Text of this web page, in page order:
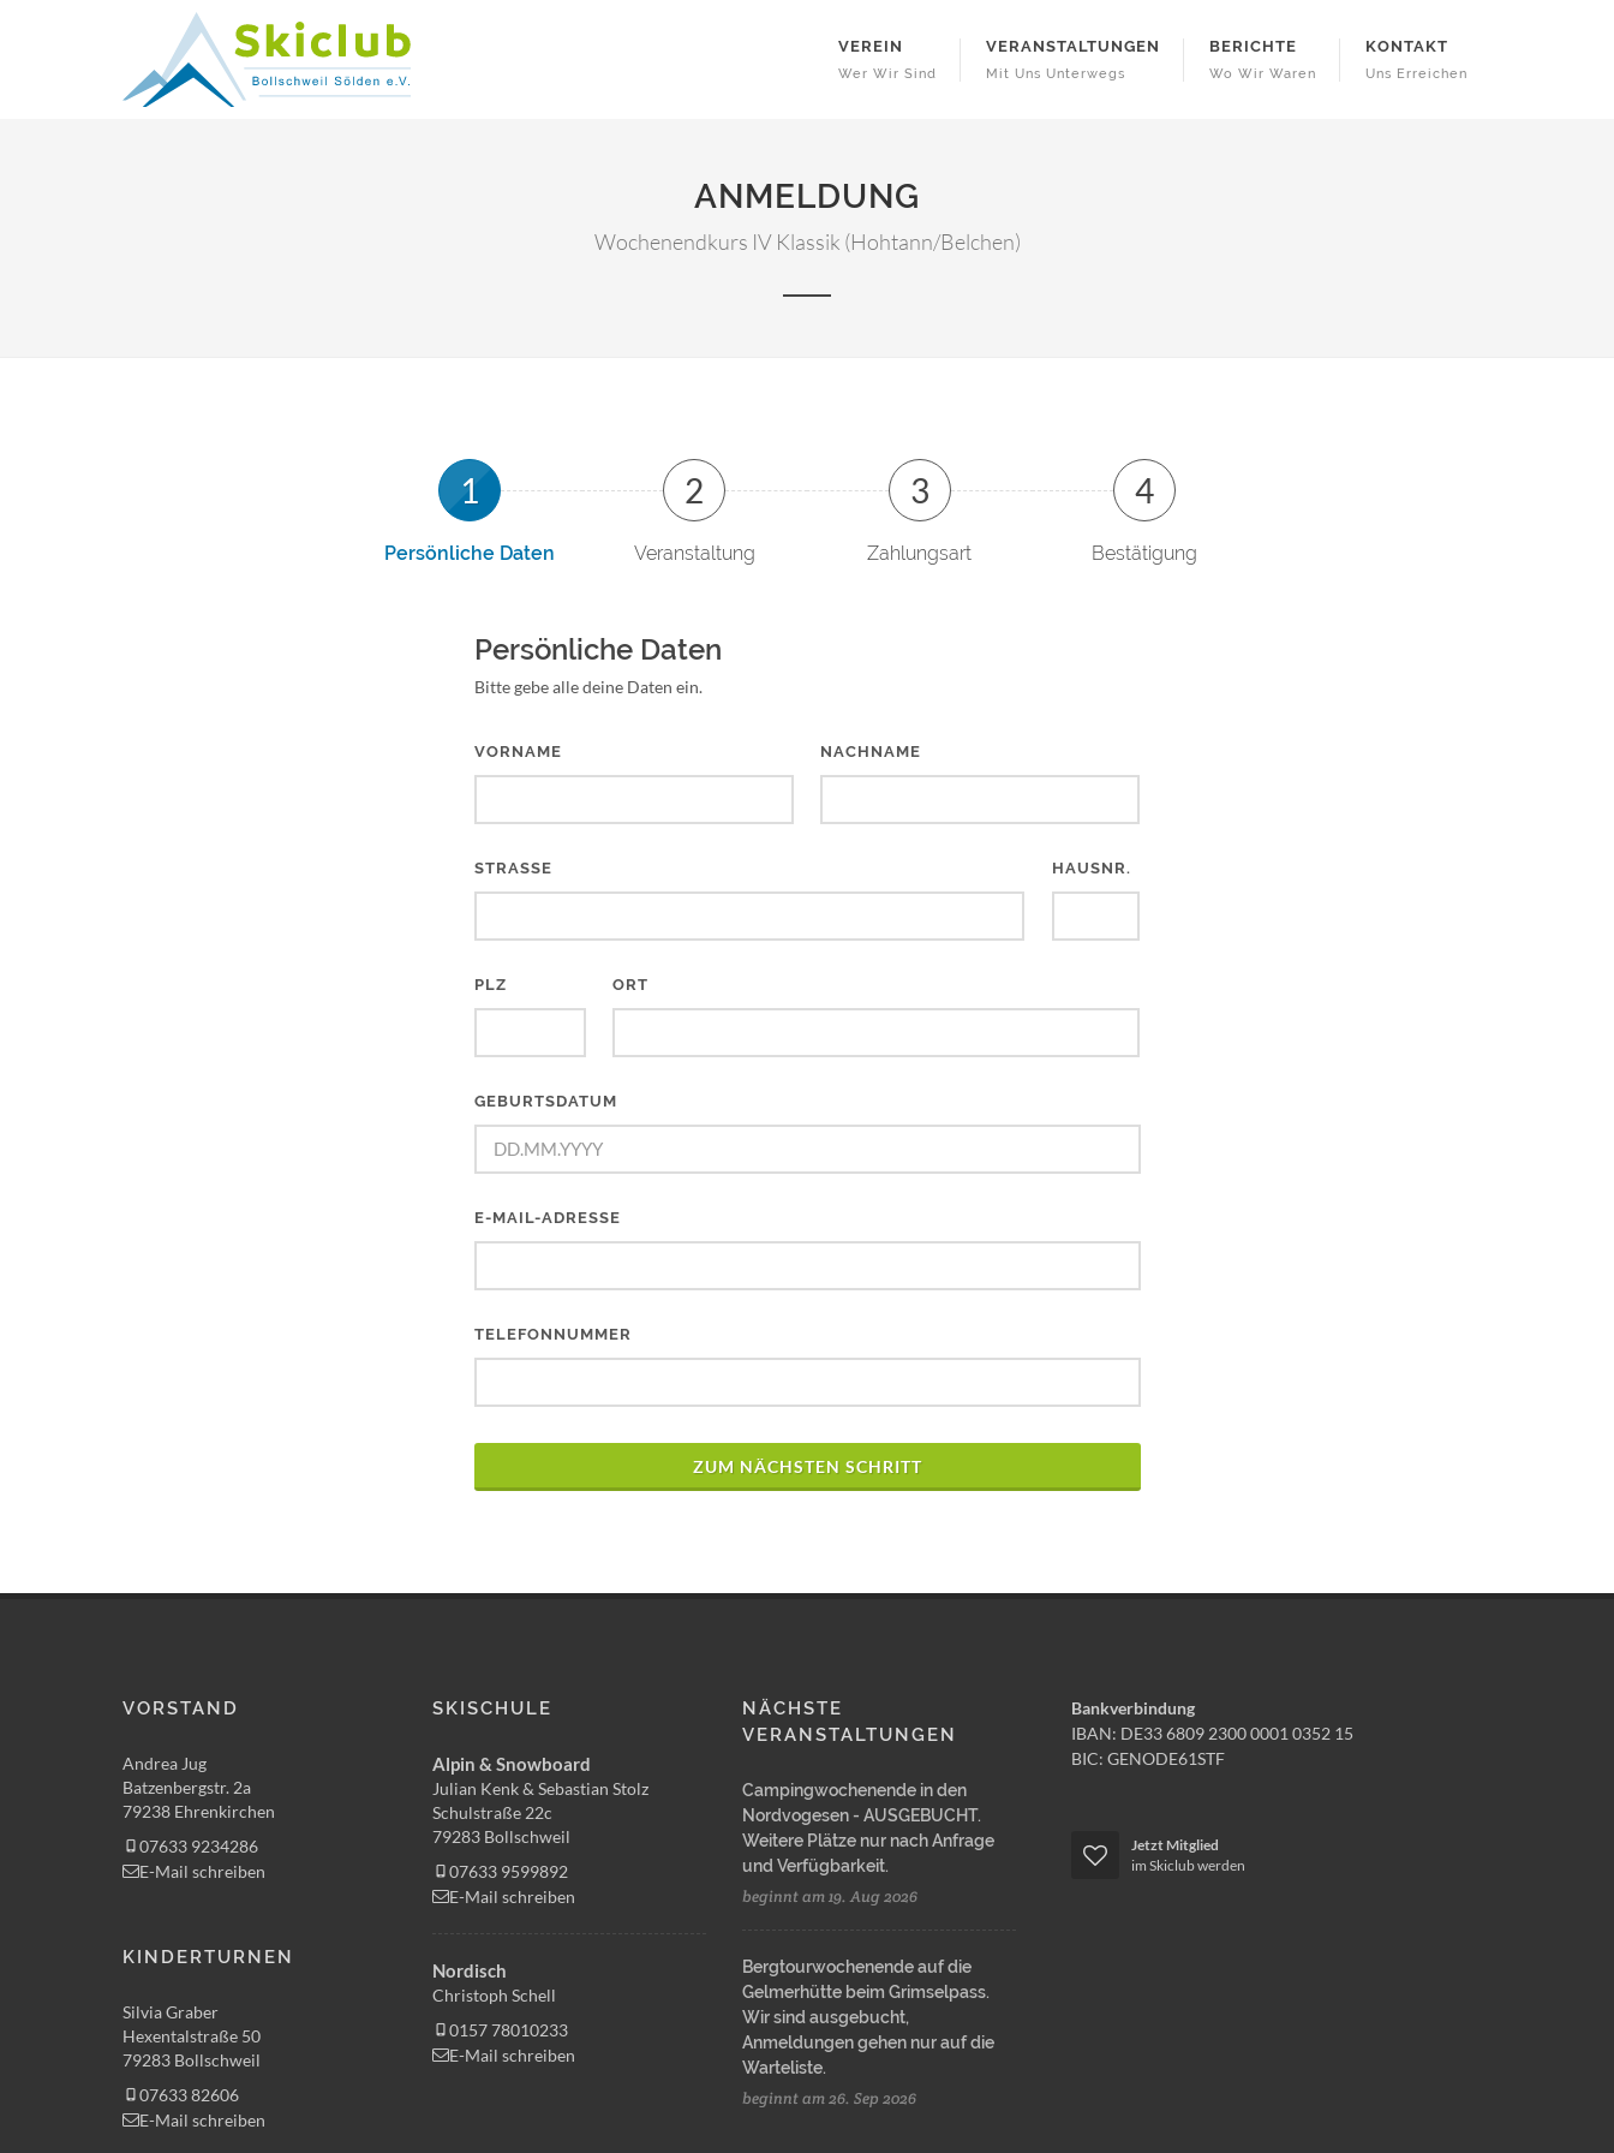
VEREIN
Wer Wir Sind
VERANSTALTUNGEN
Mit Uns Unterwegs
BERICHTE
Wo Wir Waren
KONTAKT
Uns Erreichen
ANMELDUNG
Wochenendkurs IV Klassik (Hohtann/Belchen)
Persönliche Daten Veranstaltung Zahlungsart Bestätigung
Persönliche Daten
Bitte gebe alle deine Daten ein.
VORNAME NACHNAME
STRASSE HAUSNR.
PLZ ORT
GEBURTSDATUM
E-MAIL-ADRESSE
TELEFONNUMMER
ZUM NÄCHSTEN SCHRITT
VORSTAND
Andrea Jug
Batzenbergstr. 2a
79238 Ehrenkirchen
07633 9234286
E-Mail schreiben
KINDERTURNEN
Silvia Graber
Hexentalstraße 50
79283 Bollschweil
07633 82606
E-Mail schreiben
SKISCHULE
Alpin & Snowboard
Julian Kenk & Sebastian Stolz
Schulstraße 22c
79283 Bollschweil
07633 9599892
E-Mail schreiben
Nordisch
Christoph Schell
0157 78010233
E-Mail schreiben
NÄCHSTE
VERANSTALTUNGEN
Campingwochenende in den
Nordvogesen - AUSGEBUCHT.
Weitere Plätze nur nach Anfrage
und Verfügbarkeit.
beginnt am 19. Aug 2026
Bergtourwochenende auf die
Gelmerhütte beim Grimselpass.
Wir sind ausgebucht,
Anmeldungen gehen nur auf die
Warteliste.
beginnt am 26. Sep 2026
Bankverbindung
IBAN: DE33 6809 2300 0001 0352 15
BIC: GENODE61STF
Jetzt Mitglied
im Skiclub werden